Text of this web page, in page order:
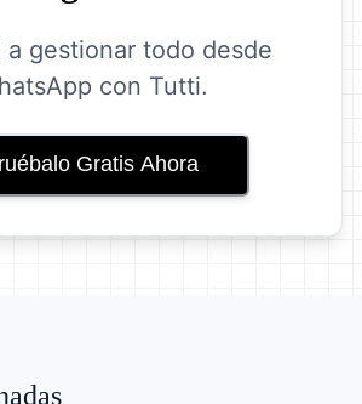
a gestionar todo desde
con Tutti.
Gratis Ahora